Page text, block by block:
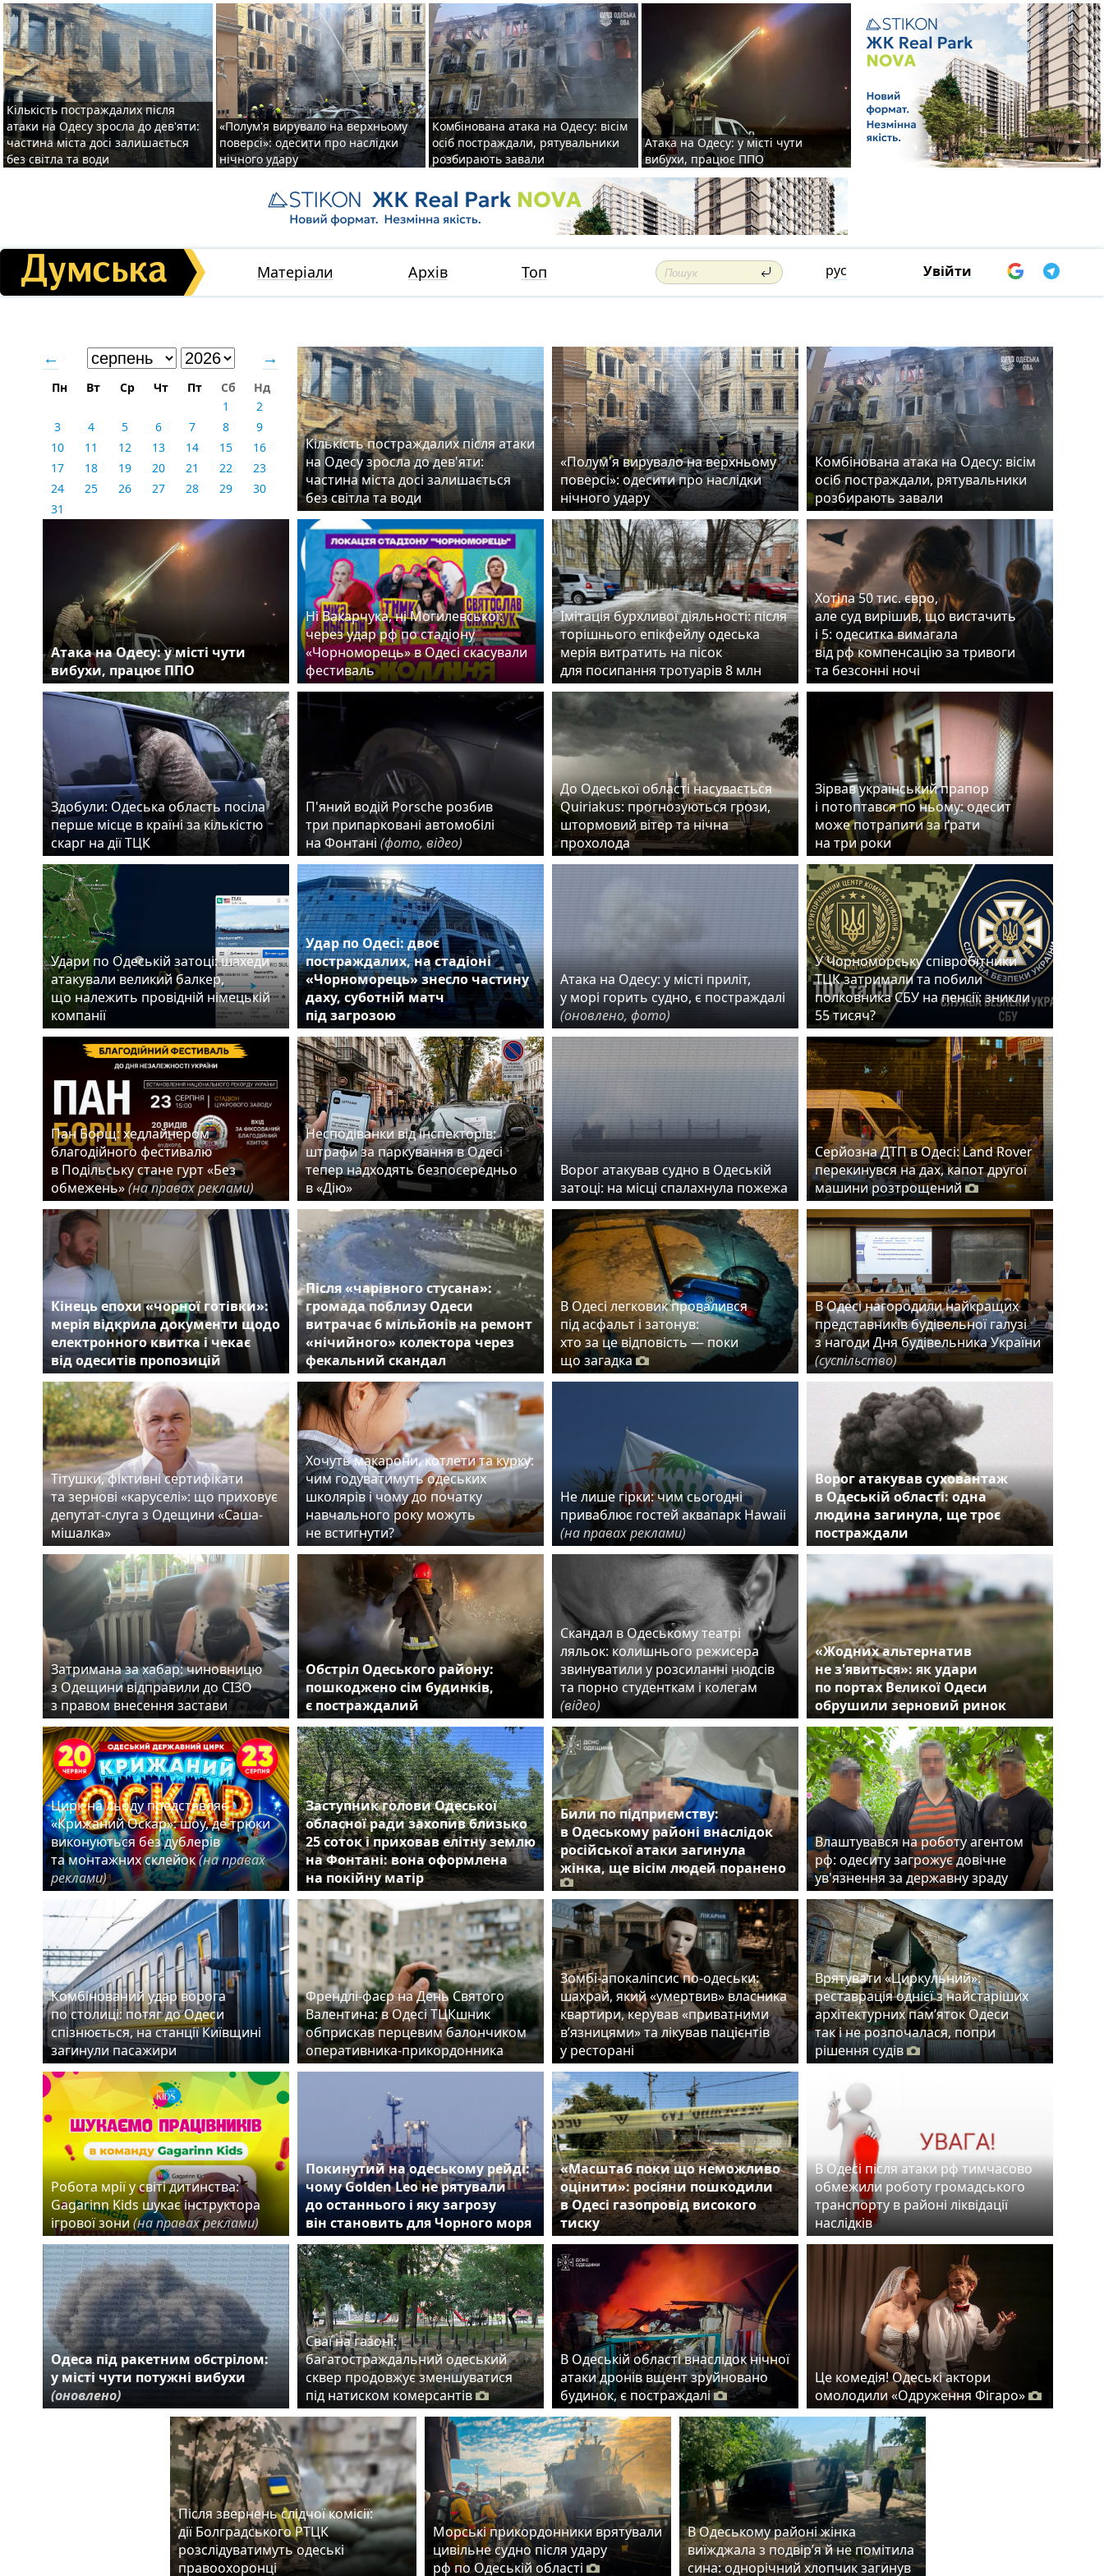
Кількість постраждалих після
атаки на Одесу зросла до дев'яти:
частина міста досі залишається
без світла та води
«Полум'я вирувало на верхньому
поверсі»: одесити про наслідки
нічного удару
Комбінована атака на Одесу: вісім
осіб постраждали, рятувальники
розбирають завали
Атака на Одесу: у місті чути
вибухи, працює ППО
Матеріали Архів Топ рус Увійти
← →
Пн Вт Ср Чт Пт Сб
Нд
1
2
3
4 5 6 7 8
9
10
11 12 13 14 15
16
17
18 19 20 21 22
23
24
25 26 27 28 29
30
31
Кількість постраждалих після атаки
на Одесу зросла до дев'яти:
частина міста досі залишається
без світла та води
«Полум'я вирувало на верхньому
поверсі»: одесити про наслідки
нічного удару
Комбінована атака на Одесу: вісім
осіб постраждали, рятувальники
розбирають завали
Атака на Одесу: у місті чути
вибухи, працює ППО
Ні Вакарчука, ні Могилевської:
через удар рф по стадіону
«Чорноморець» в Одесі скасували
фестиваль
Імітація бурхливої діяльності: після
торішнього епікфейлу одеська
мерія витратить на пісок
для посипання тротуарів 8 млн
Хотіла 50 тис. євро,
але суд вирішив, що вистачить
і 5: одеситка вимагала
від рф компенсацію за тривоги
та безсонні ночі
Здобули: Одеська область посіла
перше місце в країні за кількістю
скарг на дії ТЦК
П'яний водій Porsche розбив
три припарковані автомобілі
на Фонтані (фото, відео)
До Одеської області насувається
Quiriakus: прогнозуються грози,
штормовий вітер та нічна
прохолода
Зірвав український прапор
і потоптався по ньому: одесит
може потрапити за ґрати
на три роки
Удари по Одеській затоці: шахеди
атакували великий балкер,
що належить провідній німецькій
компанії
Удар по Одесі: двоє
постраждалих, на стадіоні
«Чорноморець» знесло частину
даху, суботній матч
під загрозою
Атака на Одесу: у місті приліт,
у морі горить судно, є постраждалі
(оновлено, фото)
У Чорноморську співробітники
ТЦК затримали та побили
полковника СБУ на пенсії: зникли
55 тисяч?
Пан Борщ: хедлайнером
благодійного фестивалю
в Подільську стане гурт «Без
обмежень»(на правах реклами)
Несподіванки від інспекторів:
штрафи за паркування в Одесі
тепер надходять безпосередньо
в «Дію»
Ворог атакував судно в Одеській
затоці: на місці спалахнула пожежа
Серйозна ДТП в Одесі: Land Rover
перекинувся на дах, капот другої
машини розтрощений
Кінець епохи «чорної готівки»:
мерія відкрила документи щодо
електронного квитка і чекає
від одеситів пропозицій
Після «чарівного стусана»:
громада поблизу Одеси
витрачає 6 мільйонів на ремонт
«нічийного» колектора через
фекальний скандал
В Одесі легковик провалився
під асфальт і затонув:
хто за це відповість — поки
що загадка
В Одесі нагородили найкращих
представників будівельної галузі
з нагоди Дня будівельника України
(суспільство)
Тітушки, фіктивні сертифікати
та зернові «каруселі»: що приховує
депутат-слуга з Одещини «Саша-
мішалка»
Хочуть макарони, котлети та курку:
чим годуватимуть одеських
школярів і чому до початку
навчального року можуть
не встигнути?
Не лише гірки: чим сьогодні
приваблює гостей аквапарк Hawaii
(на правах реклами)
Ворог атакував суховантаж
в Одеській області: одна
людина загинула, ще троє
постраждали
Затримана за хабар: чиновницю
з Одещини відправили до СІЗО
з правом внесення застави
Обстріл Одеського району:
пошкоджено сім будинків,
є постраждалий
Скандал в Одеському театрі
ляльок: колишнього режисера
звинуватили у розсиланні нюдсів
та порно студенткам і колегам
(відео)
«Жодних альтернатив
не з'явиться»: як удари
по портах Великої Одеси
обрушили зерновий ринок
Цирк на льоду представляє
«Крижаний Оскар»: шоу, де трюки
виконуються без дублерів
та монтажних склейок(на правах
реклами)
Заступник голови Одеської
обласної ради захопив близько
25 соток і приховав елітну землю
на Фонтані: вона оформлена
на покійну матір
Били по підприємству:
в Одеському районі внаслідок
російської атаки загинула
жінка, ще вісім людей поранено
Влаштувався на роботу агентом
рф: одеситу загрожує довічне
ув'язнення за державну зраду
Комбінований удар ворога
по столиці: потяг до Одеси
спізнюється, на станції Київщині
загинули пасажири
Френдлі-фаєр на День Святого
Валентина: в Одесі ТЦКшник
обприскав перцевим балончиком
оперативника-прикордонника
Зомбі-апокаліпсис по-одеськи:
шахрай, який «умертвив» власника
квартири, керував «приватними
в’язницями» та лікував пацієнтів
у ресторані
Врятувати «Циркульний»:
реставрація однієї з найстаріших
архітектурних пам’яток Одеси
так і не розпочалася, попри
рішення судів
Робота мрії у світі дитинства:
Gagarinn Kids шукає інструктора
ігрової зони(на правах реклами)
Покинутий на одеському рейді:
чому Golden Leo не рятували
до останнього і яку загрозу
він становить для Чорного моря
«Масштаб поки що неможливо
оцінити»: росіяни пошкодили
в Одесі газопровід високого
тиску
В Одесі після атаки рф тимчасово
обмежили роботу громадського
транспорту в районі ліквідації
наслідків
Одеса під ракетним обстрілом:
у місті чути потужні вибухи
(оновлено)
Сваї на газоні:
багатостраждальний одеський
сквер продовжує зменшуватися
під натиском комерсантів
В Одеській області внаслідок нічної
атаки дронів вщент зруйновано
будинок, є постраждалі
Це комедія! Одеські актори
омолодили «Одруження Фігаро»
Після звернень слідчої комісії:
дії Болградського РТЦК
розслідуватимуть одеські
правоохоронці
Морські прикордонники врятували
цивільне судно після удару
рф по Одеській області
В Одеському районі жінка
виїжджала з подвір’я й не помітила
сина: однорічний хлопчик загинув